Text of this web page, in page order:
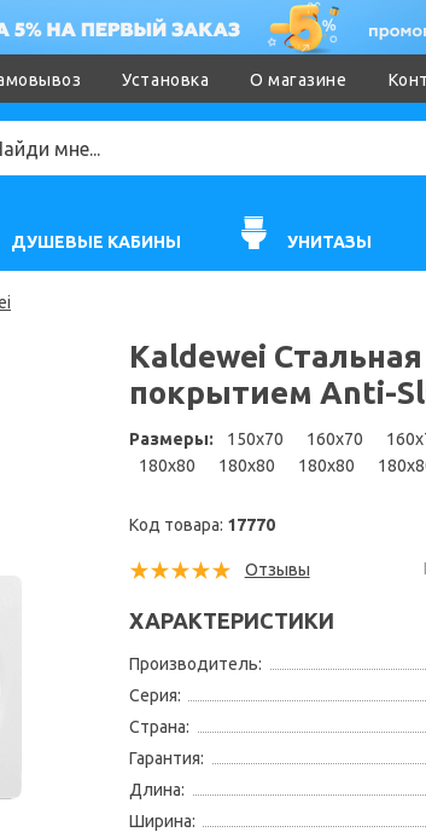
Установка О магазине
ДУШЕВЫЕ КАБИНЫ УНИТАЗЫ
Kaldewei
покрытием Anti-
Размеры: 150x70 160x70
180x80
180x80 180x80
Код товара: 17770
Отзывы
ХАРАКТЕРИСТИКИ
Производитель:
Серия:
Страна:
Гарантия:
Длина:
Ширина: